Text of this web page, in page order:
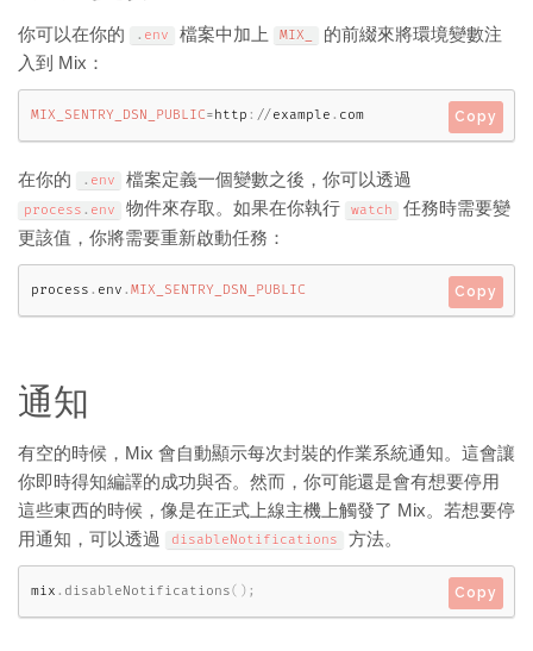
你可以在你的 . env 檔案中加上 MIX_
的前綴來將環境變數注
入到 Mix：
MIX_SENTRY_DSN_PUBLIC= http : // example . com Copy
在你的 . env 檔案定義一個變數之後，你可以透過
process . env 物件來存取。如果在你執行 watch
任務時需要變
更該值，你將需要重新啟動任務：
process . env . MIX_SENTRY_DSN_PUBLIC Copy
通知
有空的時候，Mix 會自動顯示每次封裝的作業系統通知。這會讓
你即時得知編譯的成功與否。然而，你可能還是會有想要停用
這些東西的時候，像是在正式上線主機上觸發了 Mix。若想要停
用通知，可以透過
disableNotifications 方法。
mix . disableNotifications( ) ; Copy